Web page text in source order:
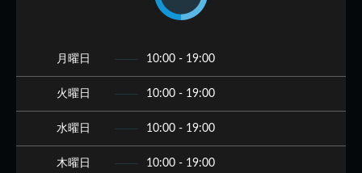
月曜日 10:00 - 19:00
火曜日 10:00 - 19:00
水曜日 10:00 - 19:00
木曜日 10:00 - 19:00